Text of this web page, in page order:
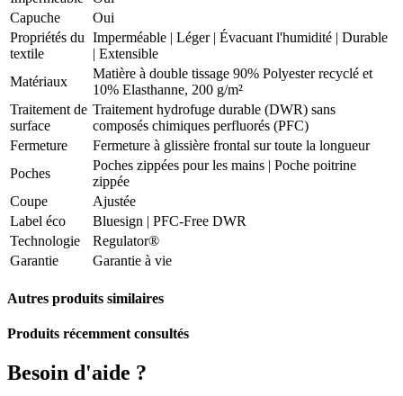
Capuche
Oui
Propriétés du
textile
Imperméable | Léger| Évacuant l'humidité | Durable
| Extensible
Matériaux
Matière à double tissage 90% Polyester recyclé et
10% Elasthanne, 200 g/m²
Traitement de
surface
Traitement hydrofuge durable (DWR) sans
composés chimiques perfluorés (PFC)
Fermeture
Fermeture à glissière frontal sur toute la longueur
Poches
Poches zippées pour les mains | Poche poitrine
zippée
Coupe
Ajustée
Label éco
Bluesign | PFC-Free DWR
Technologie
Regulator®
Garantie
Garantie à vie
Autres produits similaires
Produits récemment consultés
Besoin d'aide ?